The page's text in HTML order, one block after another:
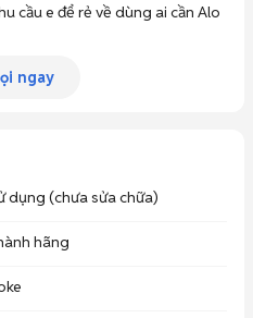
cầu e để rẻ về dùng ai cần Alo
ngay
dụng (chưa sửa chữa)
hãng